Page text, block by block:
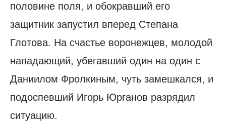
половине поля, и обокравший его
защитник запустил вперед Степана
Глотова. На счастье воронежцев, молодой
нападающий, убегавший один на один с
Даниилом Фролкиным, чуть замешкался, и
подоспевший Игорь Юрганов разрядил
ситуацию.